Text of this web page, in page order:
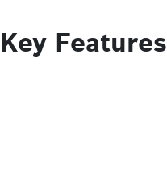
Key Features